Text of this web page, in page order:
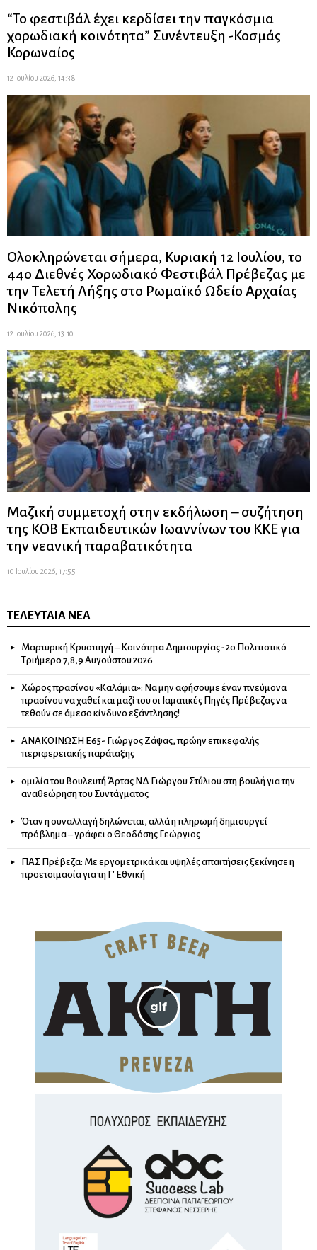
“Το φεστιβάλ έχει κερδίσει την παγκόσμια
χορωδιακή κοινότητα” Συνέντευξη -Κοσμάς
Κορωναίος
12 Ιουλίου 2026, 14:38
Ολοκληρώνεται σήμερα, Κυριακή 12 Ιουλίου, το
44ο Διεθνές Χορωδιακό Φεστιβάλ Πρέβεζας με
την Τελετή Λήξης στο Ρωμαϊκό Ωδείο Αρχαίας
Νικόπολης
12 Ιουλίου 2026, 13:10
Μαζική συμμετοχή στην εκδήλωση – συζήτηση
της ΚΟΒ Εκπαιδευτικών Ιωαννίνων του ΚΚΕ για
την νεανική παραβατικότητα
10 Ιουλίου 2026, 17:55
ΤΕΛΕΥΤΑΊΑ ΝΈΑ
Μαρτυρική Κρυοπηγή – Κοινότητα Δημιουργίας- 2ο Πολιτιστικό
Τριήμερο 7,8,9 Αυγούστου 2026
Χώρος πρασίνου «Καλάμια»: Να μην αφήσουμε έναν πνεύμονα
πρασίνου να χαθεί και μαζί του οι Ιαματικές Πηγές Πρέβεζας να
τεθούν σε άμεσο κίνδυνο εξάντλησης!
ΑΝΑΚΟΙΝΩΣΗ Ε65- Γιώργος Ζάψας, πρώην επικεφαλής
περιφερειακής παράταξης
ομιλία του Βουλευτή Άρτας ΝΔ Γιώργου Στύλιου στη βουλή για την
αναθεώρηση του Συντάγματος
Όταν η συναλλαγή δηλώνεται, αλλά η πληρωμή δημιουργεί
πρόβλημα – γράφει ο Θεοδόσης Γεώργιος
ΠΑΣ Πρέβεζα: Με εργομετρικά και υψηλές απαιτήσεις ξεκίνησε η
προετοιμασία για τη Γ’ Εθνική